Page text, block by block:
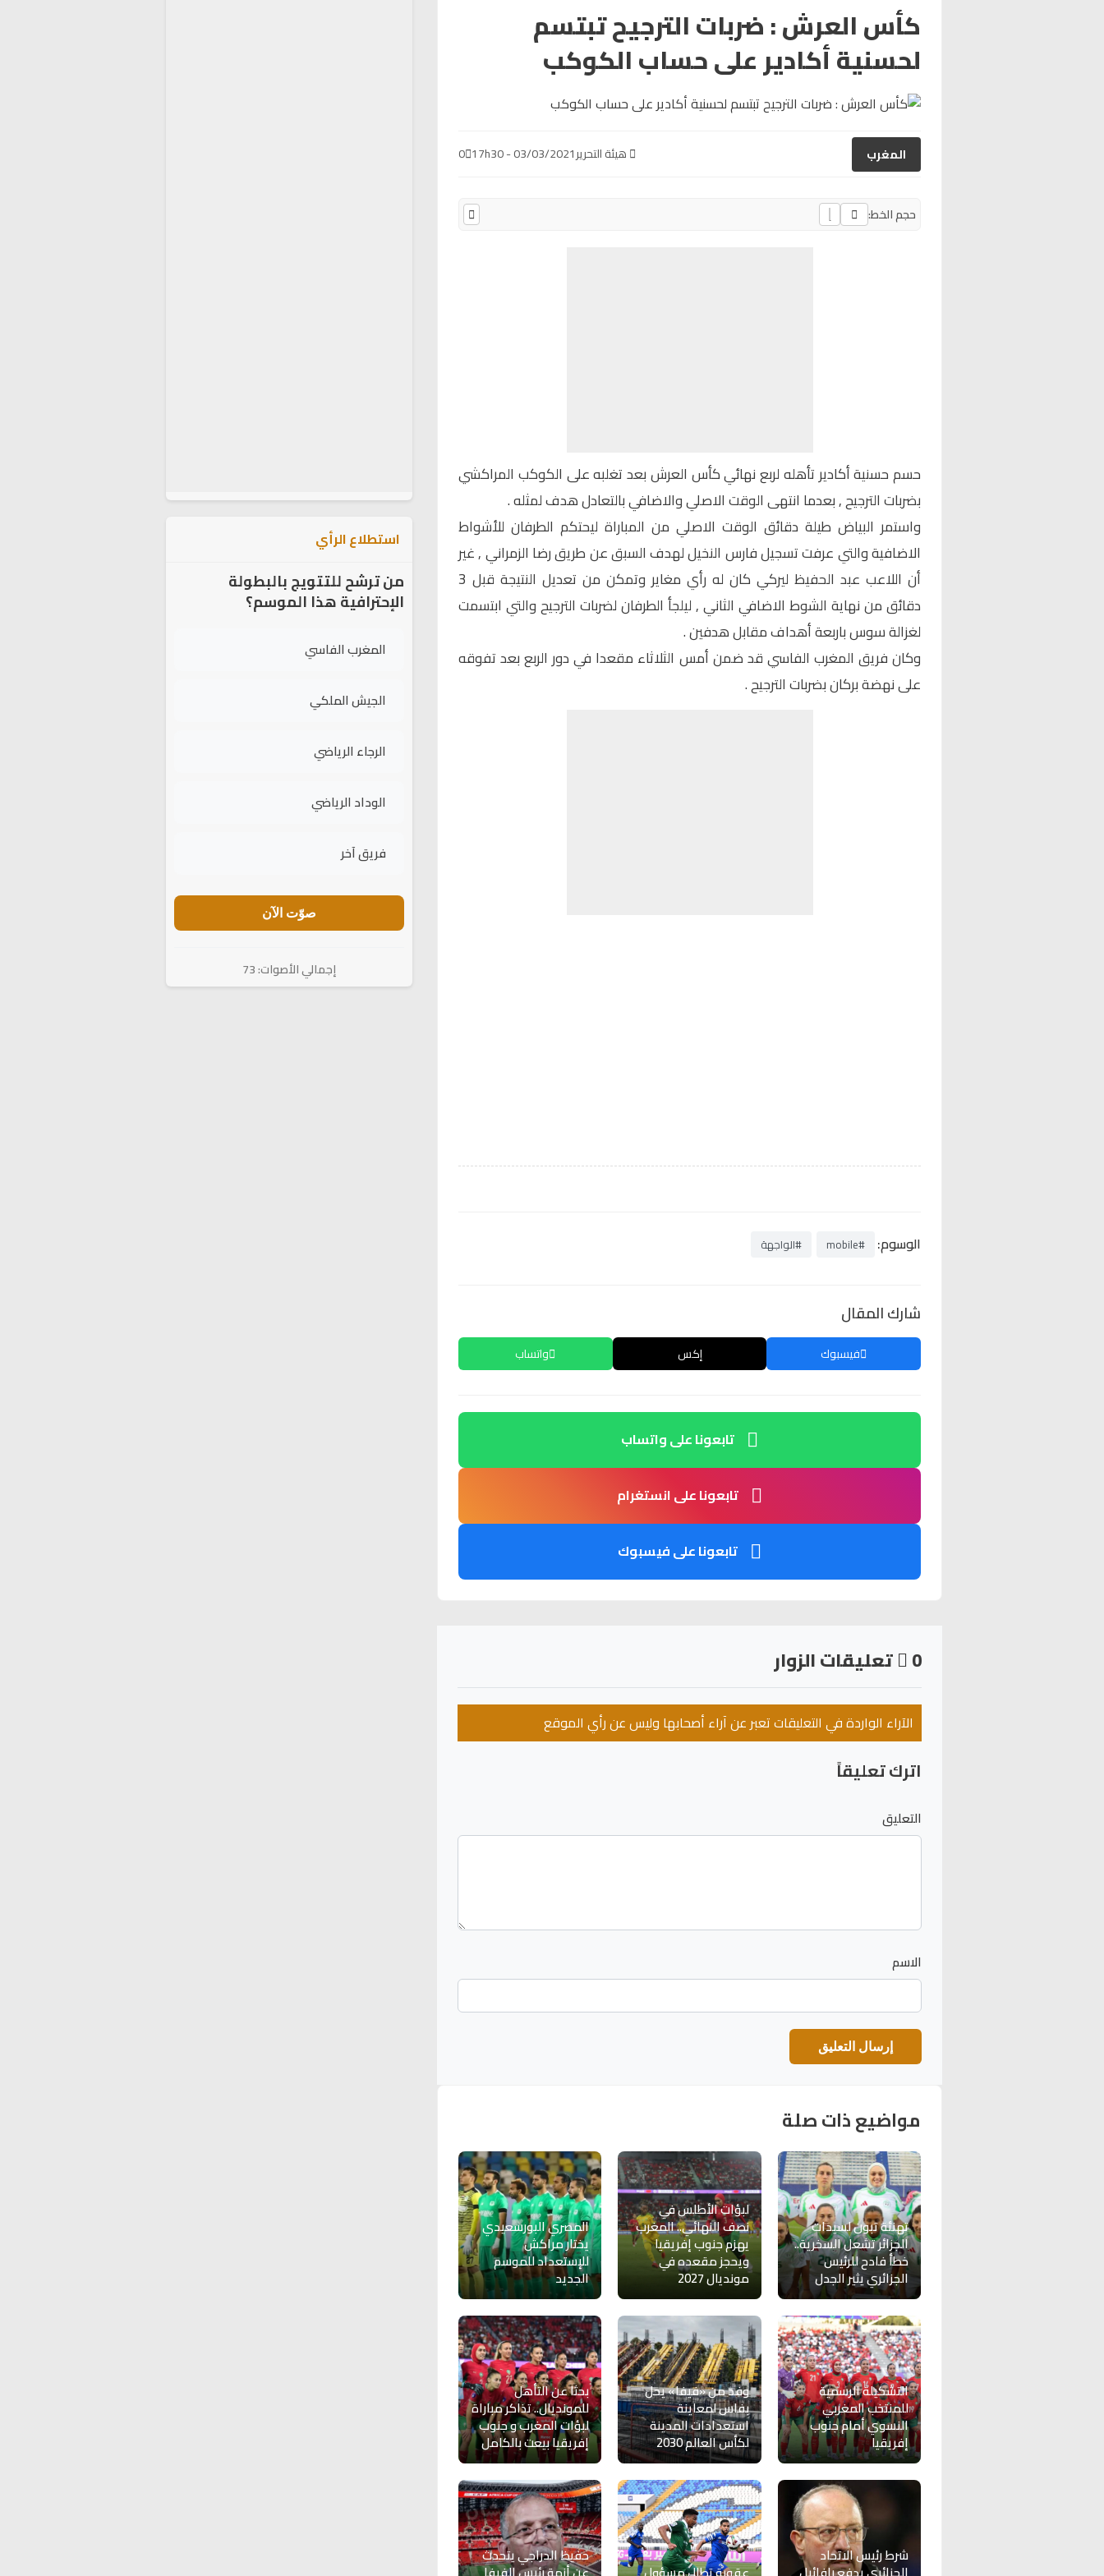
كأس العرش : ضربات الترجيح تبتسم
لحسنية أكادير على حساب الكوكب
المغرب هيئة التحرير03/03/2021 - 17h30
0
حجم الخط:
حسم حسنية أكادير تأهله لربع نهائي كأس العرش بعد تغلبه على الكوكب المراكشي
بضربات الترجيح , بعدما انتهى الوقت الاصلي والاضافي بالتعادل هدف لمثله .
واستمر البياض طيلة دقائق الوقت الاصلي من المباراة ليحتكم الطرفان للأشواط
الاضافية والتي عرفت تسجيل فارس النخيل لهدف السبق عن طريق رضا الزمراني , غير
أن اللاعب عبد الحفيظ ليركي كان له رأي مغاير وتمكن من تعديل النتيجة قبل 3
دقائق من نهاية الشوط الاضافي الثاني , ليلجأ الطرفان لضربات الترجيح والتي ابتسمت
لغزالة سوس باربعة أهداف مقابل هدفين .
وكان فريق المغرب الفاسي قد ضمن أمس الثلاثاء مقعدا في دور الربع بعد تفوقه
على نهضة بركان بضربات الترجيح .
الوسوم: #mobile #الواجهة
شارك المقال
فيسبوك إكس واتساب
تابعونا على واتساب
تابعونا على انستغرام
تابعونا على فيسبوك
0 تعليقات الزوار
الآراء الواردة في التعليقات تعبر عن آراء أصحابها وليس عن رأي الموقع
اترك تعليقاً
التعليق
الاسم
مواضيع ذات صلة
تهنئة تبون لسيدات
الجزائر تشعل السخرية..
خطأ فادح للرئيس
الجزائري يثير الجدل
لبؤات الأطلس في
نصف النهائي.. المغرب
يهزم جنوب إفريقيا
ويحجز مقعده في
مونديال 2027
المصري البورسعيدي
يختار مراكش
للإستعداد للموسم
الجديد
التشكيلة الرسمية
للمنتخب المغربي
النسوي أمام جنوب
إفريقيا
وفد من «فيفا» يحل
بفاس لمعاينة
استعدادات المدينة
لكأس العالم 2030
بحثا عن التأهل
للمونديال.. تذاكر مباراة
لبؤات المغرب و جنوب
إفريقيا بيعت بالكامل
شرط رئيس الاتحاد حفيظ الدراجي يتحدث
استطلاع الرأي
من ترشح للتتويج بالبطولة
الإحترافية هذا الموسم؟
المغرب الفاسي
الجيش الملكي
الرجاء الرياضي
الوداد الرياضي
فريق آخر
صوّت الآن
إجمالي الأصوات: 73